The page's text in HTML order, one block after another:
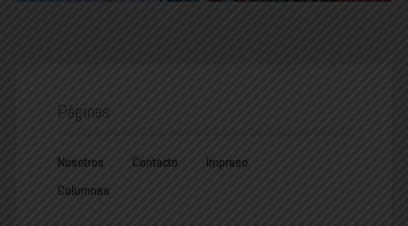
Páginas
Nosotros Contacto
Impreso
Columnas